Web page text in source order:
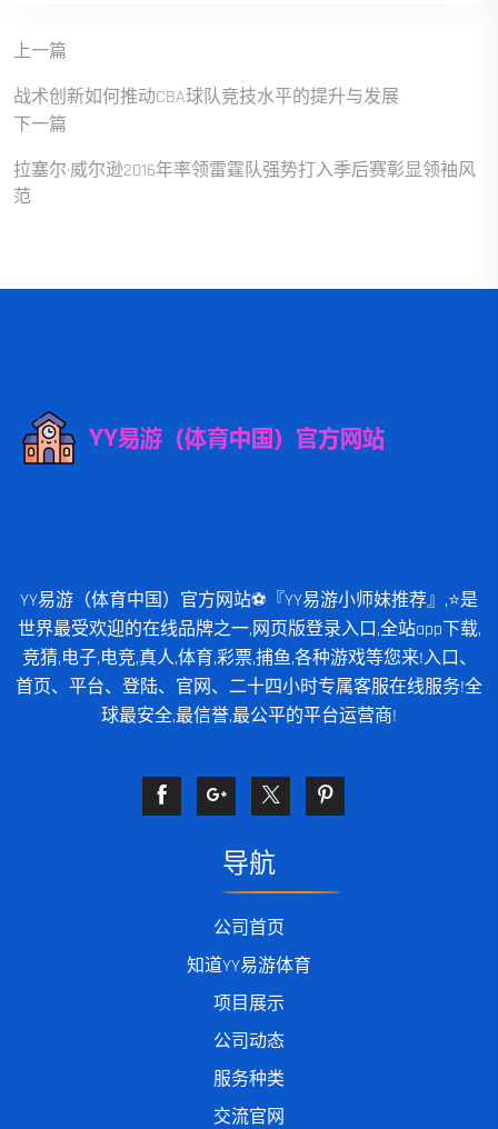
上一篇
战术创新如何推动CBA球队竞技水平的提升与发展
下一篇
拉塞尔·威尔逊2016年率领雷霆队强势打入季后赛彰显领袖风
范
YY易游（体育中国）官方网站⚽️『YY易游小师妹推荐』,⭐️是
世界最受欢迎的在线品牌之一,网页版登录入口,全站app下载,
竞猜,电子,电竞,真人,体育,彩票,捕鱼,各种游戏等您来!入口、
首页、平台、登陆、官网、二十四小时专属客服在线服务!全
球最安全,最信誉,最公平的平台运营商!
导航
公司首页
知道YY易游体育
项目展示
公司动态
服务种类
交流官网